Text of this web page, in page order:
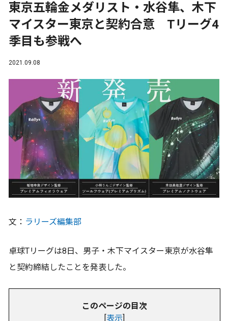
東京五輪金メダリスト・水谷隼、木下
マイスター東京と契約合意 Tリーグ4
季目も参戦へ
2021.09.08
文： ラリーズ編集部
卓球Tリーグは8日、男子・木下マイスター東京が水谷隼
と契約締結したことを発表した。
このページの目次
[表示]